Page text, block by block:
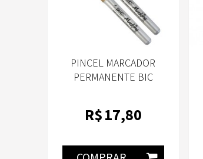
PINCEL MARCADOR
PERMANENTE BIC
E 1 DOURADO - PONTA
R$17,80